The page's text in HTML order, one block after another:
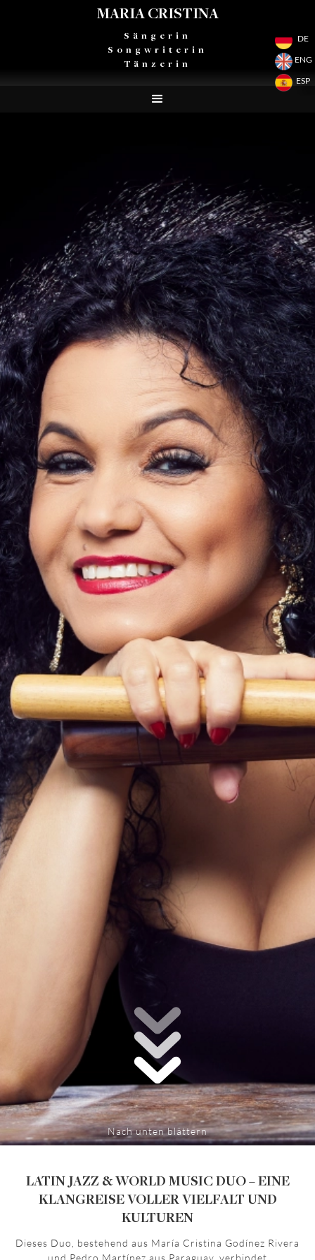
MARIA CRISTINA
Sängerin
Songwriterin
Tänzerin
DE
ENG
ESP
Nach unten blättern
LATIN JAZZ & WORLD MUSIC DUO – EINE
KLANGREISE VOLLER VIELFALT UND
KULTUREN
Dieses Duo, bestehend aus María Cristina Godínez Rivera